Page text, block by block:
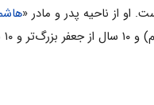
او از ناحیه پدر و مادر «